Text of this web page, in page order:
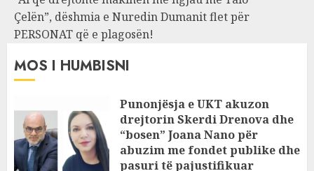
Çelën”, dëshmia e Nuredin Dumanit flet për
PERSONAT që e plagosën!
MOS I HUMBISNI
Punonjësja e UKT akuzon
drejtorin Skerdi Drenova dhe
“bosen” Joana Nano për
abuzim me fondet publike dhe
pasuri të pajustifikuar